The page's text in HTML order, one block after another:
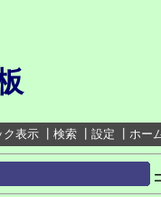
ク表示 検索 設定 ホー